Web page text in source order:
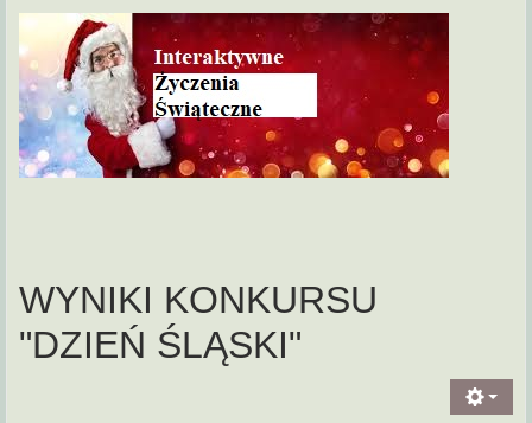
WYNIKI KONKURSU
"DZIEŃ ŚLĄSKI"